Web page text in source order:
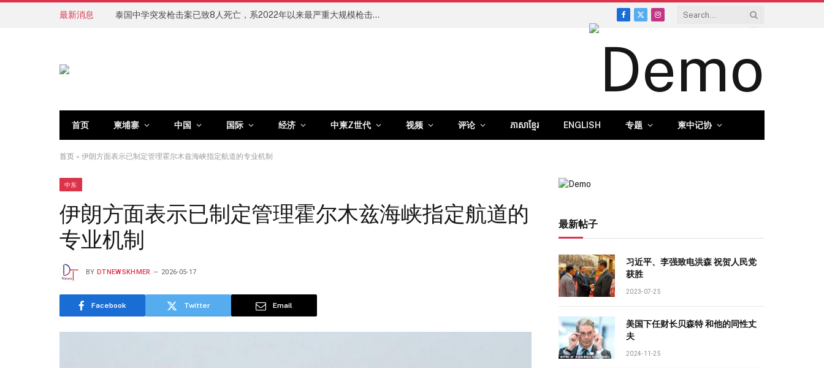
最新消息 泰国中学突发枪击案已致8人死亡，系2022年以来最严重大规模枪击伤亡事件
Facebook
X
Instagram
首页 柬埔寨 中国 国际 经济 中柬Z世代 视频 评论 ភាសាខ្មែរ ENGLISH 专题 柬中记协
首页 » 伊朗方面表示已制定管理霍尔木兹海峡指定航道的专业机制
中东
伊朗方面表示已制定管理霍尔木兹海峡指定航道的
专业机制
BY DTNEWSKHMER 2026-05-17
Facebook Twitter Email
最新帖子
习近平、李强致电洪森 祝贺人民党
获胜
2023-07-25
美国下任财长贝森特 和他的同性丈
夫
2024-11-25